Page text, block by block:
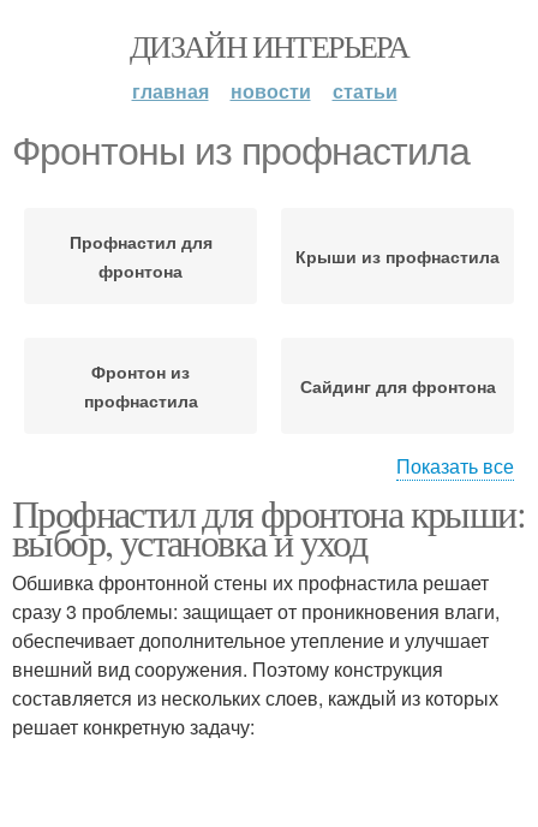
ДИЗАЙН ИНТЕРЬЕРА
главная новости статьи
Фронтоны из профнастила
Профнастил для
фронтона
Крыши из профнастила
Фронтон из
профнастила
Сайдинг для фронтона
Профнастил на
фронтон
Показать все
Профнастил для фронтона крыши:
выбор, установка и уход
Обшивка фронтонной стены их профнастила решает
сразу 3 проблемы: защищает от проникновения влаги,
обеспечивает дополнительное утепление и улучшает
внешний вид сооружения. Поэтому конструкция
составляется из нескольких слоев, каждый из которых
решает конкретную задачу: